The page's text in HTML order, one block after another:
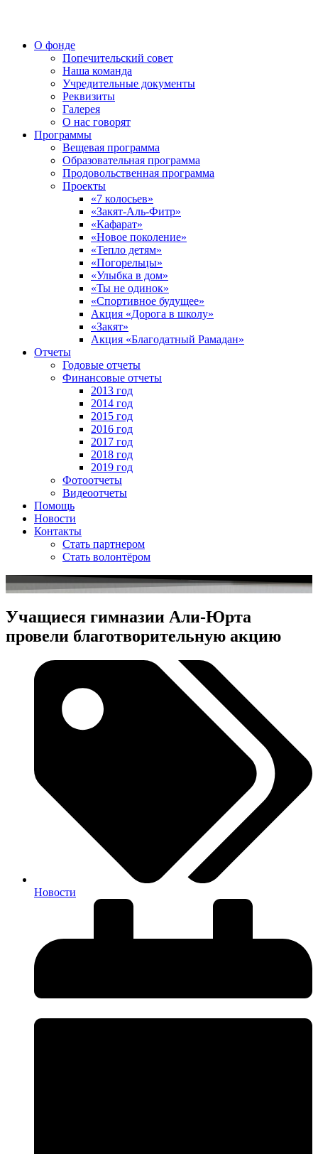
О фонде
Попечительский совет
Наша команда
Учредительные документы
Реквизиты
Галерея
О нас говорят
Программы
Вещевая программа
Образовательная программа
Продовольственная программа
Проекты
«7 колосьев»
«Закят-Аль-Фитр»
«Кафарат»
«Новое поколение»
«Тепло детям»
«Погорельцы»
«Улыбка в дом»
«Ты не одинок»
«Спортивное будущее»
Акция «Дорога в школу»
«Закят»
Акция «Благодатный Рамадан»
Отчеты
Годовые отчеты
Финансовые отчеты
2013 год
2014 год
2015 год
2016 год
2017 год
2018 год
2019 год
Фотоотчеты
Видеоотчеты
Помощь
Новости
Контакты
Стать партнером
Стать волонтёром
Учащиеся гимназии Али-Юрта
провели благотворительную акцию
Новости